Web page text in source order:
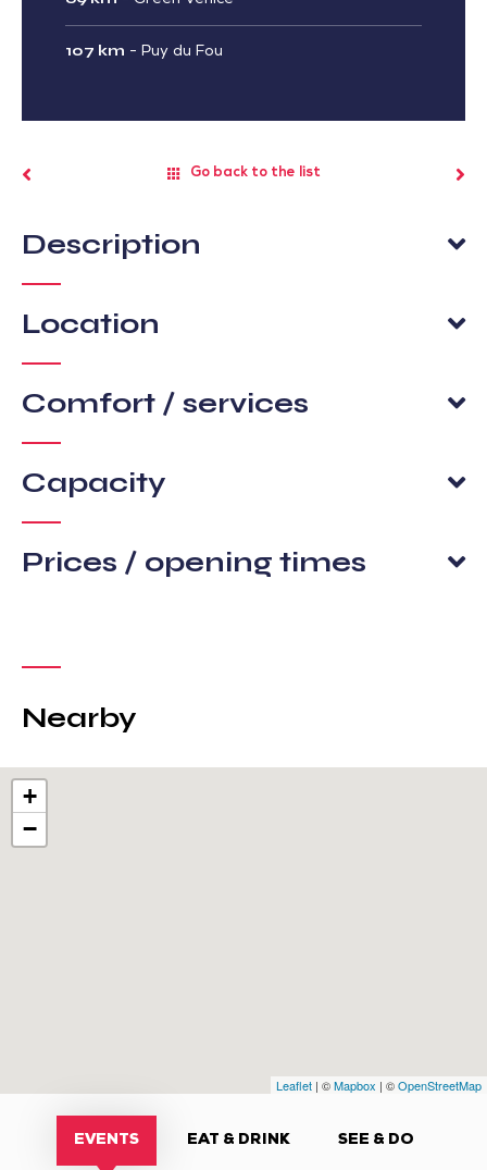
107 km - Puy du Fou
Go back to the list
Description
Location
Comfort / services
Capacity
Prices / opening times
Nearby
+
−
Leaflet | ©Mapbox | ©OpenStreetMap
EVENTS EAT & DRINK SEE & DO